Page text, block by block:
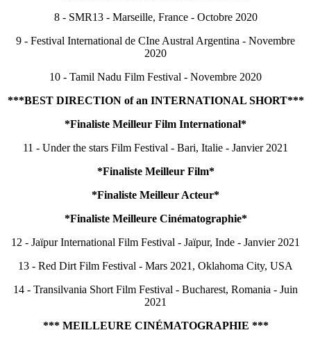
8 - SMR13 - Marseille, France - Octobre 2020
9 - Festival International de CIne Austral Argentina - Novembre
2020
10 - Tamil Nadu Film Festival - Novembre 2020
***BEST DIRECTION of an INTERNATIONAL SHORT***
*Finaliste Meilleur Film International*
11 - Under the stars Film Festival - Bari, Italie - Janvier 2021
*Finaliste Meilleur Film*
*Finaliste Meilleur Acteur*
*Finaliste Meilleure Cinématographie*
12 - Jaïpur International Film Festival - Jaïpur, Inde - Janvier 2021
13 - Red Dirt Film Festival - Mars 2021, Oklahoma City, USA
14 - Transilvania Short Film Festival - Bucharest, Romania - Juin
2021
*** MEILLEURE CINÉMATOGRAPHIE ***